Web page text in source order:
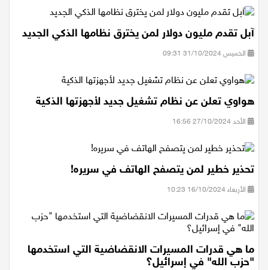
آبل تقدم مليون دولار لمن يخترق نظامها الذكي الجديد
الخميس 31/10/2024 09:31
هواوي تعلن عن نظام تشغيل جديد لأجهزتها الذكية
الأحد 27/10/2024 16:56
تحذير خطير لمن يتصفح الهاتف في سريره!
الأربعاء 16/10/2024 10:23
ما هي قدرات المسيرات الانقضاضية التي استخدمها
"حزب الله" في إسرائيل؟